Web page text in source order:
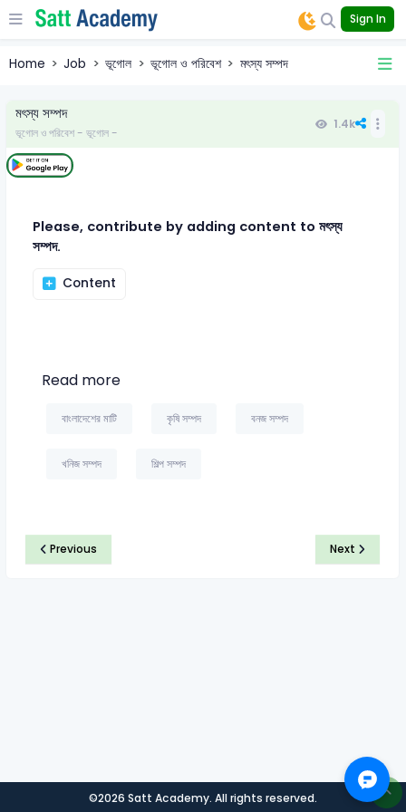
Sign In
Home Job ভূগোল ভূগোল ও পরিবেশ মৎস্য সম্পদ
মৎস্য সম্পদ
ভূগোল ও পরিবেশ - ভূগোল -
1.4k
Please, contribute by adding content to মৎস্য
সম্পদ.
Content
Read more
বাংলাদেশের মাটি কৃষি সম্পদ বনজ সম্পদ
খনিজ সম্পদ শিল্প সম্পদ
Previous Next
©2026 Satt Academy. All rights reserved.